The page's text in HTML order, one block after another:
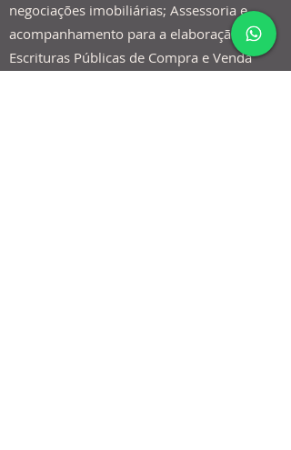
negociações imobiliárias; Assessoria e
acompanhamento para a elaboração de
Escrituras Públicas de Compra e Venda